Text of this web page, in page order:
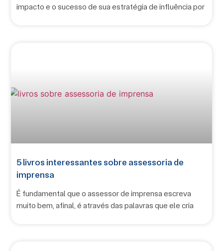
impacto e o sucesso de sua estratégia de influência por
5 livros interessantes sobre assessoria de
imprensa
É fundamental que o assessor de imprensa escreva
muito bem, afinal, é através das palavras que ele cria